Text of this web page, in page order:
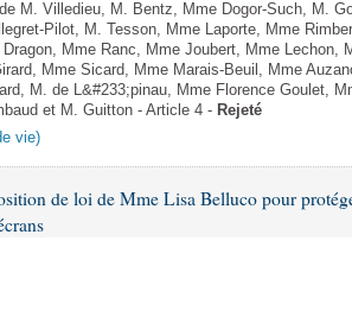
M. Villedieu, M. Bentz, Mme Dogor-Such, M.
Pilot, M. Tesson, Mme Laporte, Mme
Mme Ranc, Mme Joubert, Mme Lechon,
Mme Sicard, Mme Marais-Beuil, Mme
M. de L&#233;pinau, Mme Florence Goulet,
et M. Guitton - Article 4 - Rejeté
vie)
de loi de Mme Lisa Belluco pour